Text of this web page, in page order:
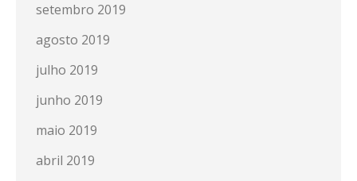
setembro 2019
agosto 2019
julho 2019
junho 2019
maio 2019
abril 2019